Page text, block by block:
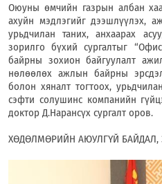
Оюуны өмчийн газрын албан
ахуйн мэдлэгийг дээшлүүлэх,
урьдчилан таних, анхаарах
зорилго бүхий сургалтыг
байрны зохион байгуулалт
нөлөөлөх ажлын байрны
болон хяналт тогтоох,
сэфти солушинс компанийн
доктор Д.Нарансүх сургалт оров.
ХӨДӨЛМӨРИЙН АЮУЛГҮЙ БАЙДАЛ,